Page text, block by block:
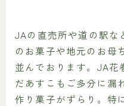
JAの直売所や道の駅な
のお菓子や地元のお母
並んでおります。JA花
だあすこもご多分に漏
作り菓子がずらり。特